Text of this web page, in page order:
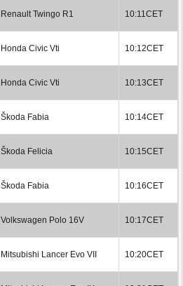
Renault Twingo R1 10:11CET
Honda Civic Vti 10:12CET
Honda Civic Vti 10:13CET
Škoda Fabia 10:14CET
Škoda Felicia 10:15CET
Škoda Fabia 10:16CET
Volkswagen Polo 16V 10:17CET
Mitsubishi Lancer Evo VII 10:20CET